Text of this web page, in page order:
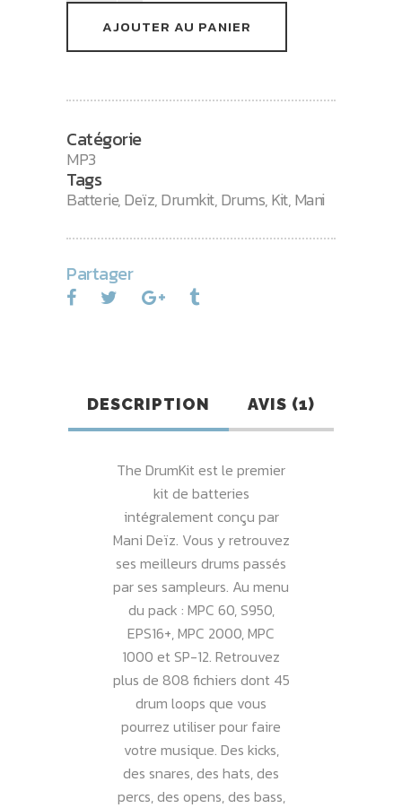
AJOUTER AU PANIER
Catégorie
MP3
Tags
Batterie,Deïz,Drumkit,Drums,Kit,Mani
Partager
DESCRIPTION AVIS (1)
The DrumKit est le premier
kit de batteries
intégralement conçu par
Mani Deïz. Vous y retrouvez
ses meilleurs drums passés
par ses sampleurs. Au menu
du pack : MPC 60, S950,
EPS16+, MPC 2000, MPC
1000 et SP-12. Retrouvez
plus de 808 fichiers dont 45
drum loops que vous
pourrez utiliser pour faire
votre musique. Des kicks,
des snares, des hats, des
percs, des opens, des bass,